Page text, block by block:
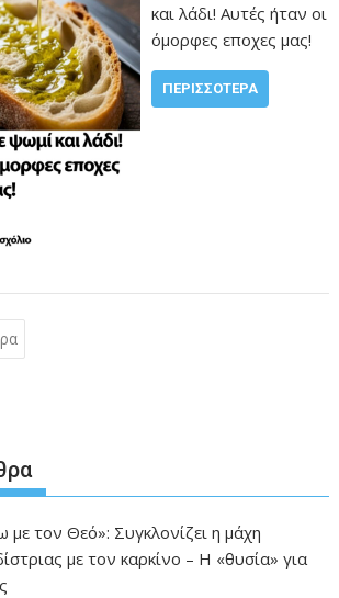
και λάδι! Αυτές ήταν οι
όμορφες εποχες μας!
ΠΕΡΙΣΣΌΤΕΡΑ
με τον Θεό»: Συγκλονίζει η μάχη
με τον καρκίνο – Η «θυσία» για